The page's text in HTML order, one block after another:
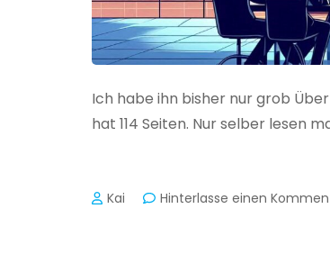
Ich habe ihn bisher nur grob
hat 114 Seiten. Nur selber lesen
Kai Hinterlasse einen